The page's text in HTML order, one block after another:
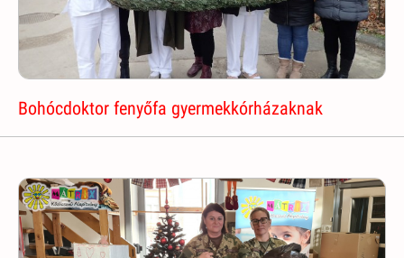
Bohócdoktor fenyőfa gyermekkórházaknak